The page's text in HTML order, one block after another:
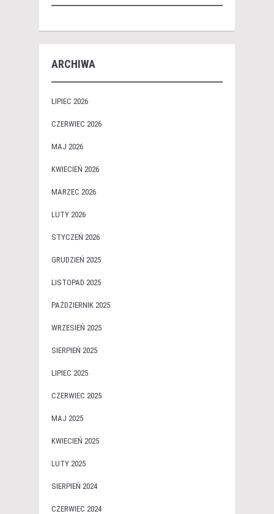
ARCHIWA
LIPIEC 2026
CZERWIEC 2026
MAJ 2026
KWIECIEŃ 2026
MARZEC 2026
LUTY 2026
STYCZEŃ 2026
GRUDZIEŃ 2025
LISTOPAD 2025
PAŹDZIERNIK 2025
WRZESIEŃ 2025
SIERPIEŃ 2025
LIPIEC 2025
CZERWIEC 2025
MAJ 2025
KWIECIEŃ 2025
LUTY 2025
SIERPIEŃ 2024
CZERWIEC 2024